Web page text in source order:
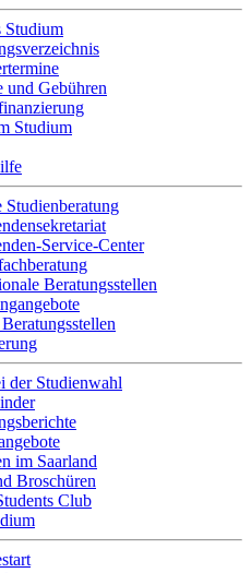
Studium
und Gebühren
Studium
Studienberatung
Service-Center
Beratungsstellen
der Studienwahl
im Saarland
Broschüren
Club